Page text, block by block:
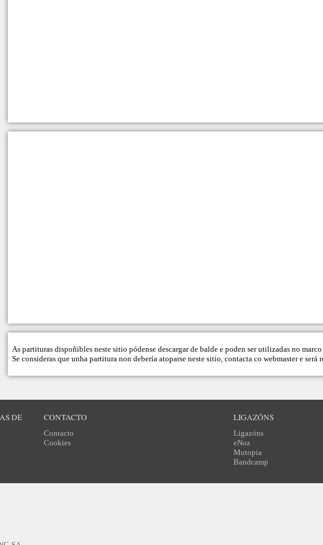
As partituras dispoñibles neste sitio pódense descargar de balde e poden ser utilizadas no
Se consideras que unha partitura non debería atoparse neste sitio, contacta cowebmastere será
DE
CONTACTO
Contacto
Cookies
LIGAZÓNS
Ligazóns
eNoz
Mutopia
Bandcamp